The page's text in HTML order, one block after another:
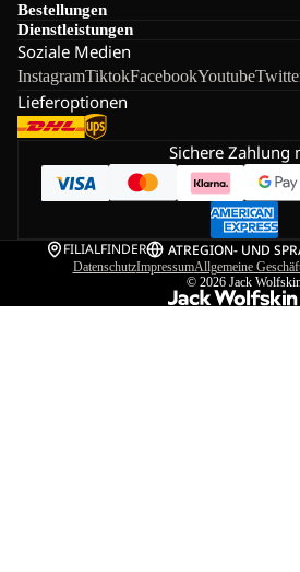
Bestellungen
Dienstleistungen
Soziale Medien
InstagramTiktokFacebookYoutube
Lieferoptionen
Sichere Zahlung
FILIALFINDER ATREGION- UND
DatenschutzImpressumAllgemeine
© 2026 Jack